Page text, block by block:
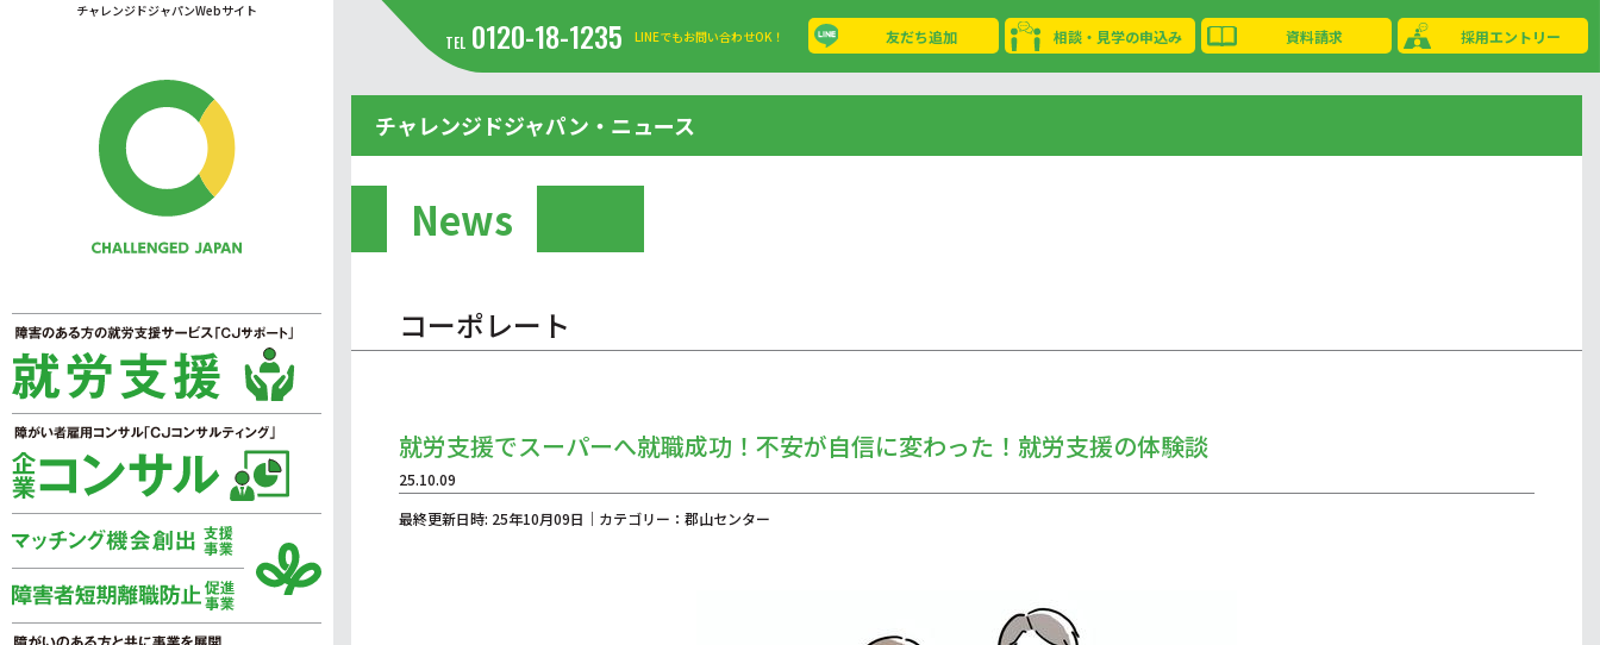
チャレンジドジャパンWebサイト
TEL 0120-18-1235 LINEでもお問い合わせOK！ 友だち追加 相談・見学の申込み 資料請求 採用エントリー
チャレンジドジャパン・ニュース
News
コーポレート
就労支援でスーパーへ就職成功！不安が自信に変わった！就労支援の体験談
25.10.09
最終更新日時: 25年10月09日｜カテゴリー：郡山センター